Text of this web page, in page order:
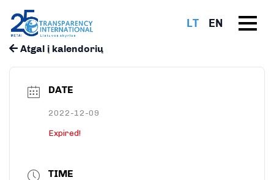
LT EN
Atgal į kalendorių
DATE
2022-12-09
Expired!
TIME